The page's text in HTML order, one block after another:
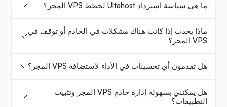
ما هي سياسة استرداد Ultahost لخطط VPS المجر؟
ماذا يحدث إذا كانت هناك مشكلات في الخادم أو توقف في
VPS المجر؟
هل تقدمون أي تحسينات في الأداء لاستضافة VPS المجر؟
هل يمكنني بسهولة إدارة خادم VPS المجر وتثبيت
التطبيقات؟